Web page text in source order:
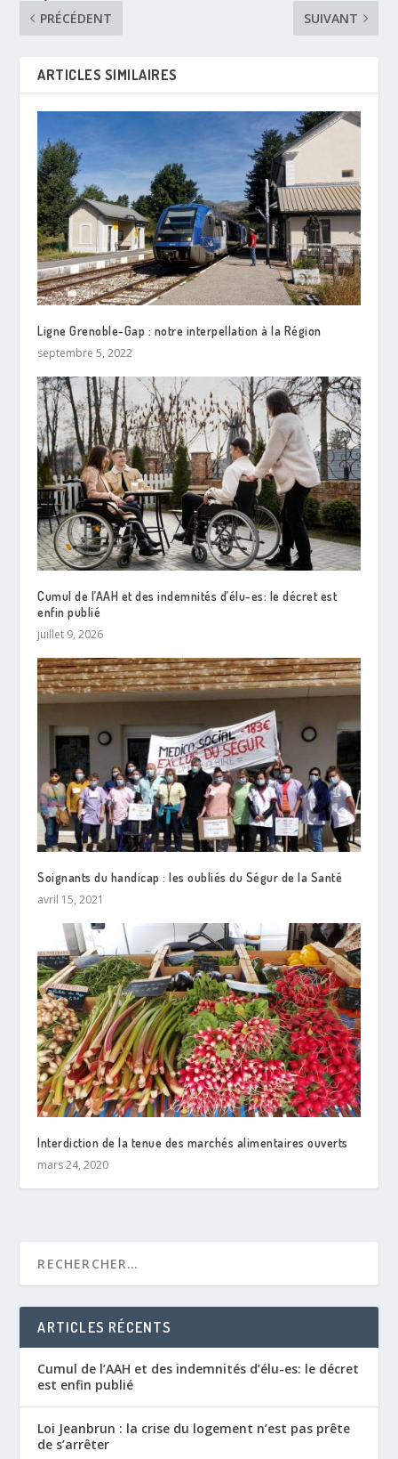
PRÉCÉDENT
SUIVANT
ARTICLES SIMILAIRES
Ligne Grenoble-Gap : notre interpellation à la Région
septembre 5, 2022
Cumul de l’AAH et des indemnités d’élu-es: le décret est
enfin publié
juillet 9, 2026
Soignants du handicap : les oubliés du Ségur de la Santé
avril 15, 2021
Interdiction de la tenue des marchés alimentaires ouverts
mars 24, 2020
ARTICLES RÉCENTS
Cumul de l’AAH et des indemnités d’élu-es: le décret
est enfin publié
Loi Jeanbrun : la crise du logement n’est pas prête
de s’arrêter